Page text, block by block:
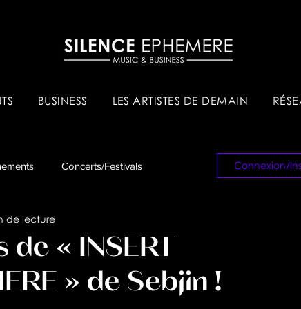
BUSINESS LES ARTISTES DE DEMAIN
Concerts/Festivals
& Tips
Connexion/
de « INSERT
» de Sebjin !
de lecture